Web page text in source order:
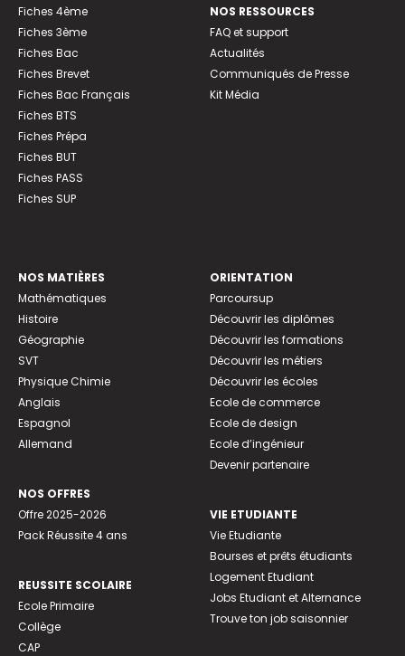
Fiches 4ème
Fiches 3ème
Fiches Bac
Fiches Brevet
Fiches Bac Français
Fiches BTS
Fiches Prépa
Fiches BUT
Fiches PASS
Fiches SUP
NOS RESSOURCES
FAQ et support
Actualités
Communiqués de Presse
Kit Média
NOS MATIÈRES
Mathématiques
Histoire
Géographie
SVT
Physique Chimie
Anglais
Espagnol
Allemand
NOS OFFRES
Offre 2025-2026
Pack Réussite 4 ans
REUSSITE SCOLAIRE
Ecole Primaire
Collège
CAP
ORIENTATION
Parcoursup
Découvrir les diplômes
Découvrir les formations
Découvrir les métiers
Découvrir les écoles
Ecole de commerce
Ecole de design
Ecole d’ingénieur
Devenir partenaire
VIE ETUDIANTE
Vie Etudiante
Bourses et prêts étudiants
Logement Etudiant
Jobs Etudiant et Alternance
Trouve ton job saisonnier